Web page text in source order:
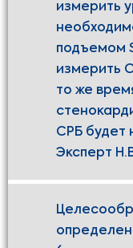
измерить
подъемом
измерить
то же
СРБ будет
Эксперт